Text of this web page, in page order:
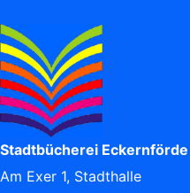
Stadtbücherei Eckernförde
Am Exer 1, Stadthalle